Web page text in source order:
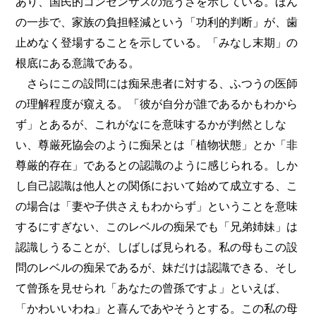
の一歩で、家族の負担軽減という「功利的判断」が、歯
止めなく登場することを示している。「みなし末期」の
根底にある意識である。
さらにこの設問には痴呆患者に対する、ふつうの医師
の理解程度が窺える。「彼が自分が誰であるかもわから
ず」とあるが、これがなにを意味するかが判然としな
い、尊厳死協会のように痴呆とは「植物状態」とか「非
尊厳的存在」であるとの認識のように感じられる。しか
し自己認識は他人との関係において始めて成立する、こ
の場合は「妻や子供さえもわからず」ということを意味
するにすぎない、このレベルの痴呆でも「兄弟姉妹」は
認識しうることが、しばしば見られる。私の母もこの設
問のレベルの痴呆であるが、妹だけは認識できる、そし
て曾孫を見せられ「あなたの曾孫ですよ」といえば、
「かわいいわね」と喜んであやそうとする。この私の母